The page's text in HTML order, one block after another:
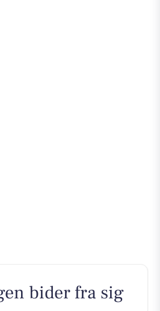
bider fra sig